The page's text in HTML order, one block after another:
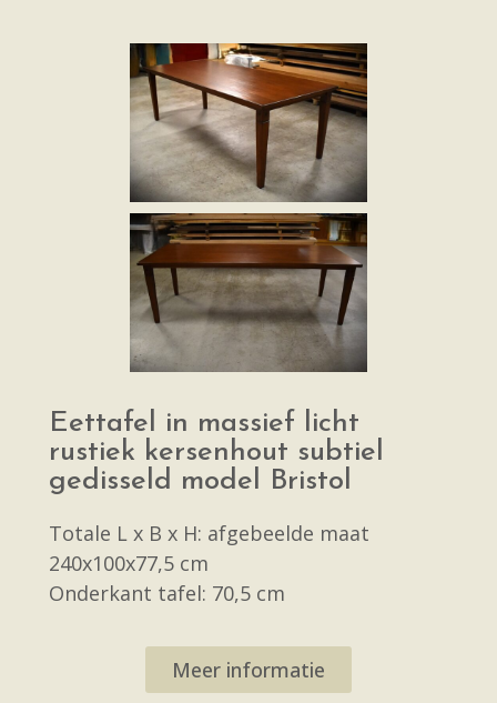
Eettafel in massief licht
rustiek kersenhout subtiel
gedisseld model Bristol
Totale L x B x H: afgebeelde maat
240x100x77,5 cm
Onderkant tafel: 70,5 cm
Meer informatie